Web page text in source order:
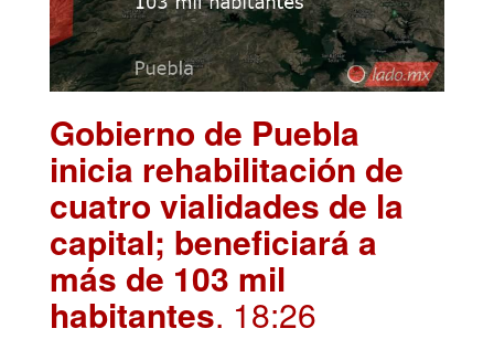
Gobierno de Puebla
inicia rehabilitación de
cuatro vialidades de la
capital; beneficiará a
más de 103 mil
habitantes. 18:26